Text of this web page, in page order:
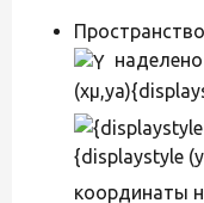
{displaystyle
координаты